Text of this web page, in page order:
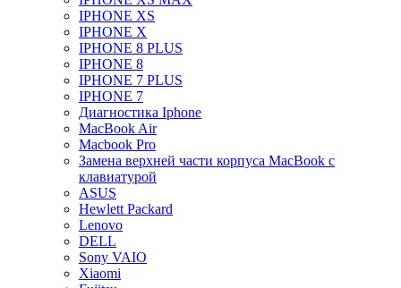
IPHONE XS
IPHONE X
IPHONE 8 PLUS
IPHONE 8
IPHONE 7 PLUS
IPHONE 7
Диагностика Iphone
MacBook Air
Macbook Pro
Замена верхней части корпуса MacBook с
клавиатурой
ASUS
Hewlett Packard
Lenovo
DELL
Sony VAIO
Xiaomi